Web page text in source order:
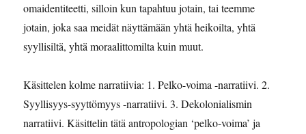
omaidentiteetti, silloin kun tapahtuu jotain, tai teemme
jotain, joka saa meidät näyttämään yhtä heikoilta, yhtä
syyllisiltä, yhtä moraalittomilta kuin muut.
Käsittelen kolme narratiivia: 1. Pelko-voima -narratiivi. 2.
Syyllisyys-syyttömyys -narratiivi. 3. Dekolonialismin
narratiivi. Käsittelin tätä antropologian ‘pelko-voima’ ja